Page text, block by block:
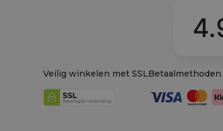
Veilig winkelen met SSLBetaalmethoden